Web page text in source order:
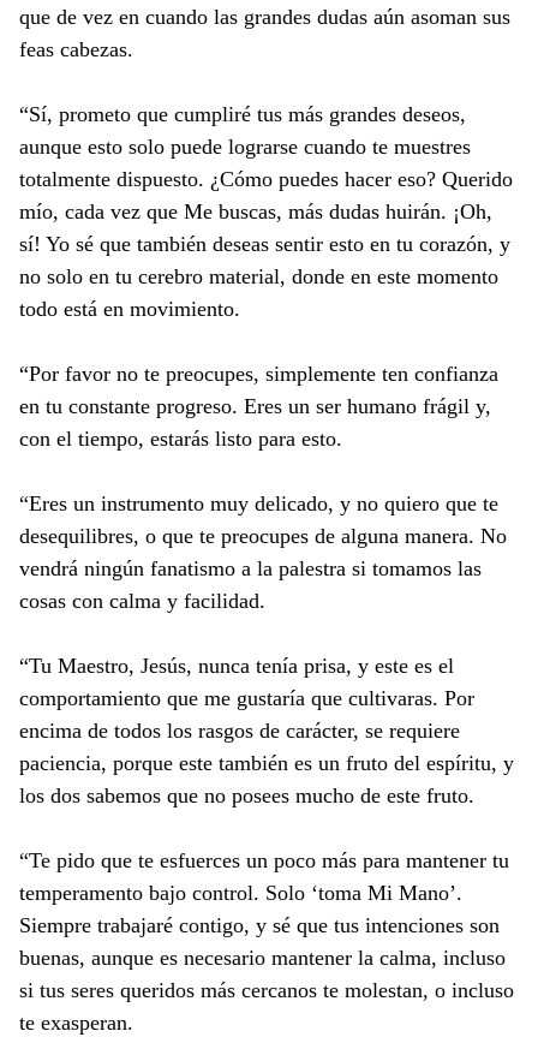
que de vez en cuando las grandes dudas aún asoman sus
feas cabezas.
“Sí, prometo que cumpliré tus más grandes deseos,
aunque esto solo puede lograrse cuando te muestres
totalmente dispuesto. ¿Cómo puedes hacer eso? Querido
mío, cada vez que Me buscas, más dudas huirán. ¡Oh,
sí! Yo sé que también deseas sentir esto en tu corazón, y
no solo en tu cerebro material, donde en este momento
todo está en movimiento.
“Por favor no te preocupes, simplemente ten confianza
en tu constante progreso. Eres un ser humano frágil y,
con el tiempo, estarás listo para esto.
“Eres un instrumento muy delicado, y no quiero que te
desequilibres, o que te preocupes de alguna manera. No
vendrá ningún fanatismo a la palestra si tomamos las
cosas con calma y facilidad.
“Tu Maestro, Jesús, nunca tenía prisa, y este es el
comportamiento que me gustaría que cultivaras. Por
encima de todos los rasgos de carácter, se requiere
paciencia, porque este también es un fruto del espíritu, y
los dos sabemos que no posees mucho de este fruto.
“Te pido que te esfuerces un poco más para mantener tu
temperamento bajo control. Solo ‘toma Mi Mano’.
Siempre trabajaré contigo, y sé que tus intenciones son
buenas, aunque es necesario mantener la calma, incluso
si tus seres queridos más cercanos te molestan, o incluso
te exasperan.